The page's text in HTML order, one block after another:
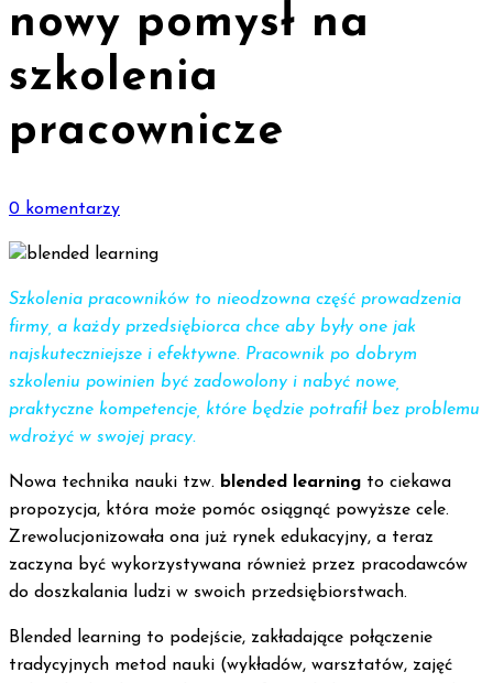
nowy pomysł na
szkolenia
pracownicze
0 komentarzy
Szkolenia pracowników to nieodzowna część prowadzenia
firmy, a każdy przedsiębiorca chce aby były one jak
najskuteczniejsze i efektywne. Pracownik po dobrym
szkoleniu powinien być zadowolony i nabyć nowe,
praktyczne kompetencje, które będzie potrafił bez problemu
wdrożyć w swojej pracy.
Nowa technika nauki tzw. blended learning to ciekawa
propozycja, która może pomóc osiągnąć powyższe cele.
Zrewolucjonizowała ona już rynek edukacyjny, a teraz
zaczyna być wykorzystywana również przez pracodawców
do doszkalania ludzi w swoich przedsiębiorstwach.
Blended learning to podejście, zakładające połączenie
tradycyjnych metod nauki (wykładów, warsztatów, zajęć